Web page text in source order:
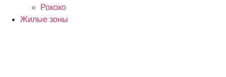
Рококо
Жилые зоны